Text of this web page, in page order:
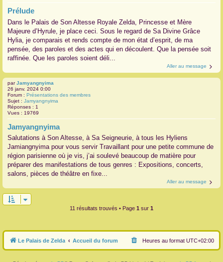
Prélude
Dans le Palais de Son Altesse Royale Zelda, Princesse et Mère
Majeure d’Hyrule, je place ceci. Sous le regard de Sa Divine Grâce
Hylia, je comparais et rends compte de mon état d’esprit, de ma
pensée, des paroles et des actes qui en découlent. Que la pensée soit
raffinée. Que les paroles soient déli...
Aller au message
parJamyangnyima
26 janv. 2024 0:00
Forum : Présentations des membres
Sujet : Jamyangnyima
Réponses : 1
Vues : 19769
Jamyangnyima
Salutations à Son Altesse, à Sa Seigneurie, à tous les Hyliens
Jamiangnyima pour vous servir Travaillant pour une petite commune de
région parisienne où je vis, j’ai soulevé beaucoup de matière pour
préparer des manifestations de tous genres : Expositions, concerts,
salons, pièces de théâtre en fixe...
Aller au message
11 résultats trouvés • Page 1 sur 1
Le Palais de Zelda Accueil du forum Heures au format UTC+02:00